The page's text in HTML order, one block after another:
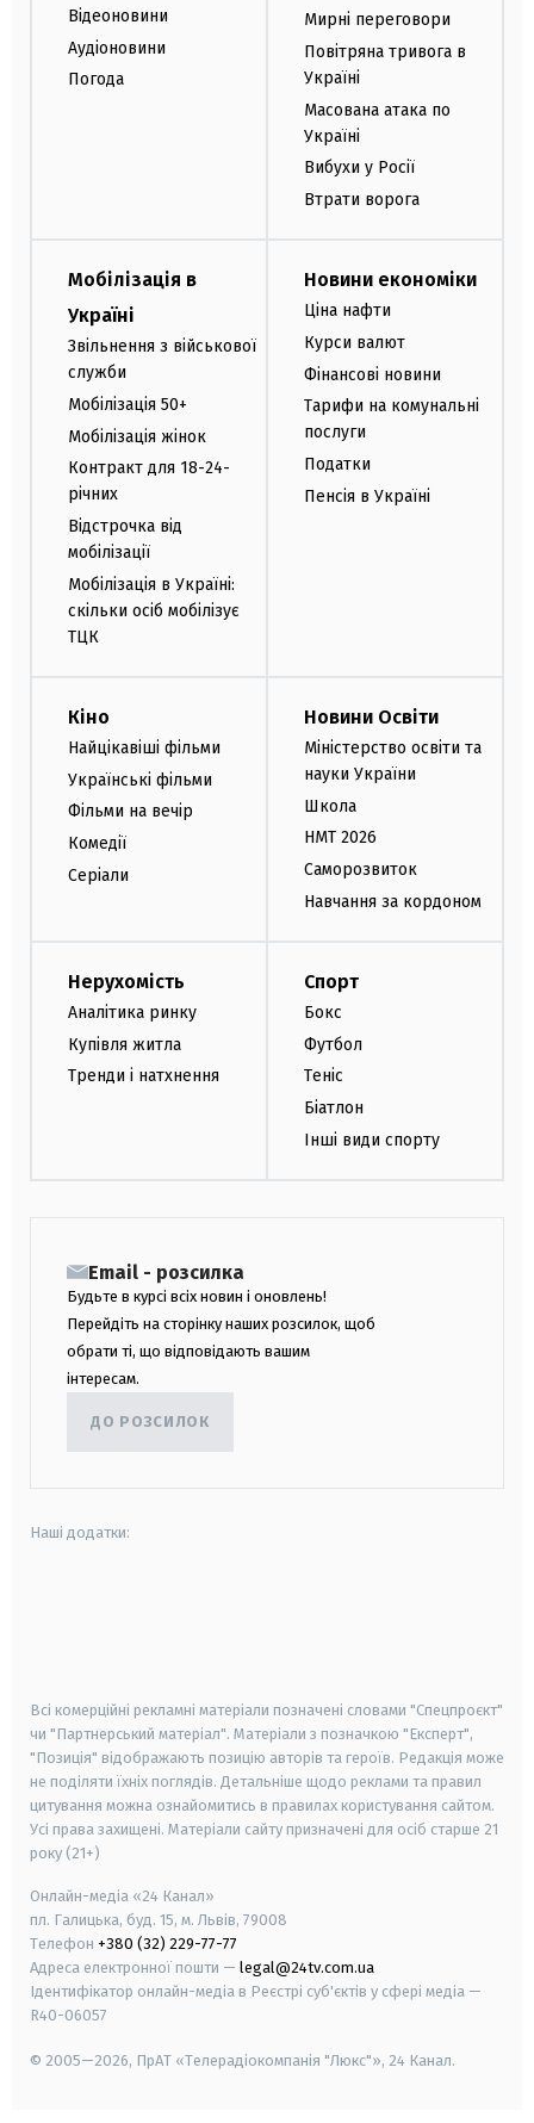
Відеоновини
Аудіоновини
Погода
Мирні переговори
Повітряна тривога в
Україні
Масована атака по
Україні
Вибухи у Росії
Втрати ворога
Мобілізація в
Україні
Звільнення з військової
служби
Мобілізація 50+
Мобілізація жінок
Контракт для 18-24-
річних
Відстрочка від
мобілізації
Мобілізація в Україні:
скільки осіб мобілізує
ТЦК
Новини економіки
Ціна нафти
Курси валют
Фінансові новини
Тарифи на комунальні
послуги
Податки
Пенсія в Україні
Кіно
Найцікавіші фільми
Українські фільми
Фільми на вечір
Комедії
Серіали
Новини Освіти
Міністерство освіти та
науки України
Школа
НМТ 2026
Саморозвиток
Навчання за кордоном
Нерухомість
Аналітика ринку
Купівля житла
Тренди і натхнення
Спорт
Бокс
Футбол
Теніс
Біатлон
Інші види спорту
Email - розсилка
Будьте в курсі всіх новин і оновлень!
Перейдіть на сторінку наших розсилок, щоб
обрати ті, що відповідають вашим
інтересам.
ДО РОЗСИЛОК
Наші додатки:
Всі комерційні рекламні матеріали позначені словами "Спецпроєкт"
чи "Партнерський матеріал". Матеріали з позначкою "Експерт",
"Позиція" відображають позицію авторів та героїв. Редакція може
не поділяти їхніх поглядів. Детальніше щодо реклами та правил
цитування можна ознайомитись в правилах користування сайтом.
Усі права захищені. Матеріали сайту призначені для осіб старше 21
року (21+)
Онлайн-медіа «24 Канал»
пл. Галицька, буд. 15, м. Львів, 79008
Телефон +380 (32) 229-77-77
Адреса електронної пошти — legal@24tv.com.ua
Ідентифікатор онлайн-медіа в Реєстрі суб'єктів у сфері медіа —
R40-06057
© 2005—2026, ПрАТ «Телерадіокомпанія "Люкс"», 24 Канал.